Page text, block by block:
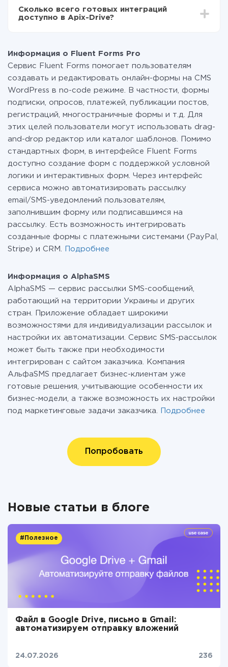
функционал. Вы оплачиваете только количество
данных, которые по факту передаются из одной
перейти на платный, при необходимости. Подробнее
отарифах.
Сколько всего готовых интеграций
доступно в Apix-Drive?
Информация о Fluent Forms Pro
Сервис Fluent Forms помогает пользователям
создавать и редактировать онлайн-формы на CMS
WordPress в no-code режиме. В частности, формы
подписки, опросов, платежей, публикации постов,
регистраций, многостраничные формы и т.д. Для
этих целей пользователи могут использовать drag-
and-drop редактор или каталог шаблонов. Помимо
стандартных форм, в интерфейсе Fluent Forms
доступно создание форм с поддержкой условной
логики и интерактивных форм. Через интерфейс
сервиса можно автоматизировать рассылку
email/SMS-уведомлений пользователям,
заполнившим форму или подписавшимся на
рассылку. Есть возможность интегрировать
созданные формы с платежными системами (PayPal,
Stripe) и CRM.
Подробнее
Информация о AlphaSMS
AlphaSMS — сервис рассылки SMS-сообщений,
работающий на территории Украины и других
стран. Приложение обладает широкими
возможностями для индивидуализации рассылок и
настройки их автоматизации. Сервис SMS-рассылок
может быть также при необходимости
интегрирован с сайтом заказчика. Компания
АльфаSMS предлагает бизнес-клиентам уже
готовые решения, учитывающие особенности их
бизнес-модели, а также возможность их настройки
под маркетинговые задачи заказчика.
Подробнее
Попробовать
Новые статьи в блоге
#Полезное
Файл в Google Drive, письмо в Gmail:
автоматизируем отправку вложений
24.07.2026 236